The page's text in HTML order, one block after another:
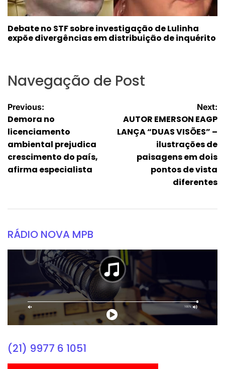
Debate no STF sobre investigação de Lulinha
expõe divergências em distribuição de inquérito
Navegação de Post
Previous:
Demora no
licenciamento
ambiental prejudica
crescimento do país,
afirma especialista
Next:
AUTOR EMERSON EAGP
LANÇA “DUAS VISÕES” –
ilustrações de
paisagens em dois
pontos de vista
diferentes
RÁDIO NOVA MPB
(21) 9977 6 1051